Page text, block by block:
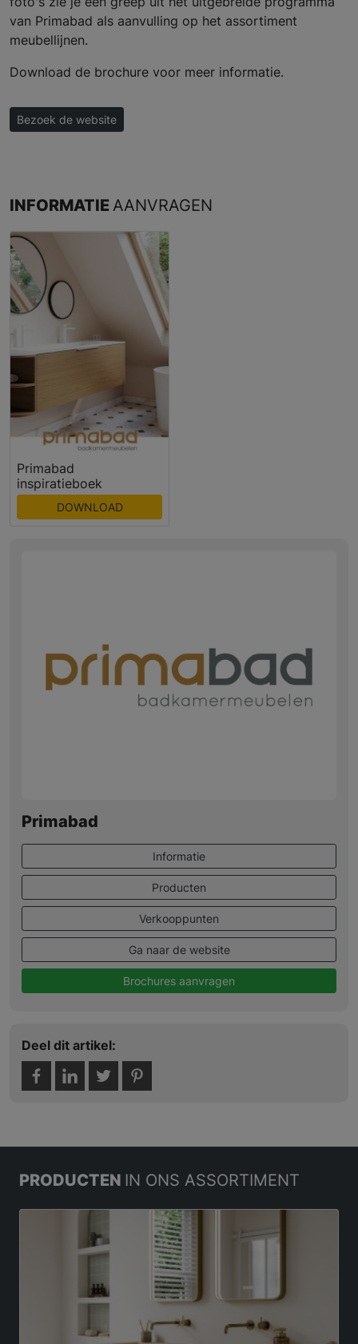
van Primabad als aanvulling op het assortiment
meubellijnen.
Download de brochure voor meer informatie.
Bezoek de website
INFORMATIE AANVRAGEN
Primabad
inspiratieboek
DOWNLOAD
Primabad
Informatie
Producten
Verkooppunten
Ga naar de website
Brochures aanvragen
Deel dit artikel:
PRODUCTEN IN ONS ASSORTIMENT